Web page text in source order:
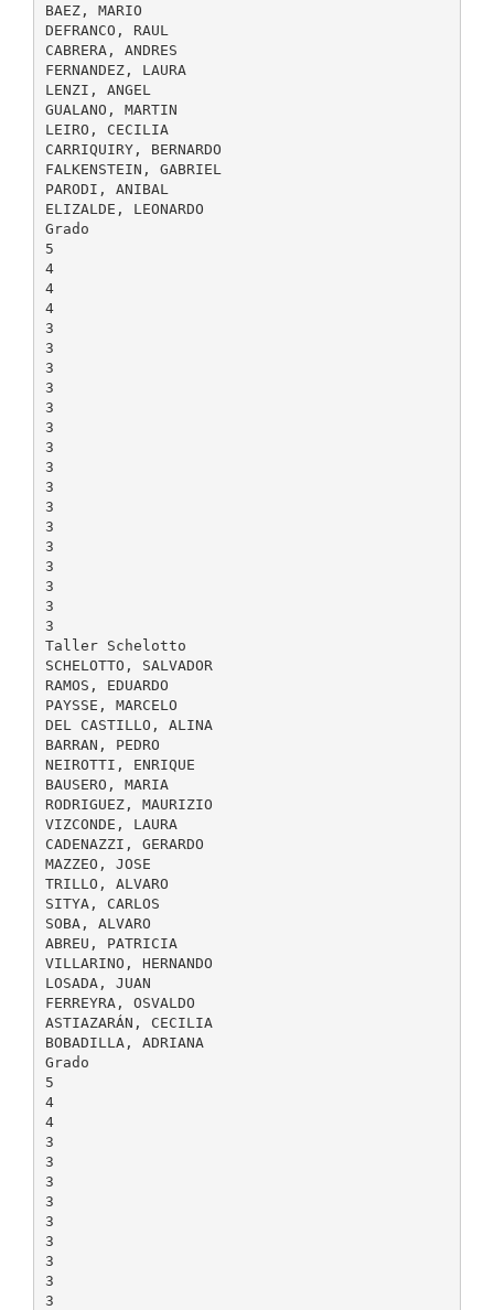
BAEZ, MARIO
DEFRANCO, RAUL
CABRERA, ANDRES
FERNANDEZ, LAURA
LENZI, ANGEL
GUALANO, MARTIN
LEIRO, CECILIA
CARRIQUIRY, BERNARDO
FALKENSTEIN, GABRIEL
PARODI, ANIBAL
ELIZALDE, LEONARDO
Grado
5
4
4
4
3
3
3
3
3
3
3
3
3
3
3
3
3
3
3
3
Taller Schelotto
SCHELOTTO, SALVADOR
RAMOS, EDUARDO
PAYSSE, MARCELO
DEL CASTILLO, ALINA
BARRAN, PEDRO
NEIROTTI, ENRIQUE
BAUSERO, MARIA
RODRIGUEZ, MAURIZIO
VIZCONDE, LAURA
CADENAZZI, GERARDO
MAZZEO, JOSE
TRILLO, ALVARO
SITYA, CARLOS
SOBA, ALVARO
ABREU, PATRICIA
VILLARINO, HERNANDO
LOSADA, JUAN
FERREYRA, OSVALDO
ASTIAZARÁN, CECILIA
BOBADILLA, ADRIANA
Grado
5
4
4
3
3
3
3
3
3
3
3
3